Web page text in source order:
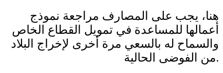
هنا، يجب على المصارف مراجعة نموذج
أعمالها للمساعدة في تمويل القطاع الخاص
والسماح له بالسعي مرة أخرى لإخراج البلاد
من الفوضى الحالية.